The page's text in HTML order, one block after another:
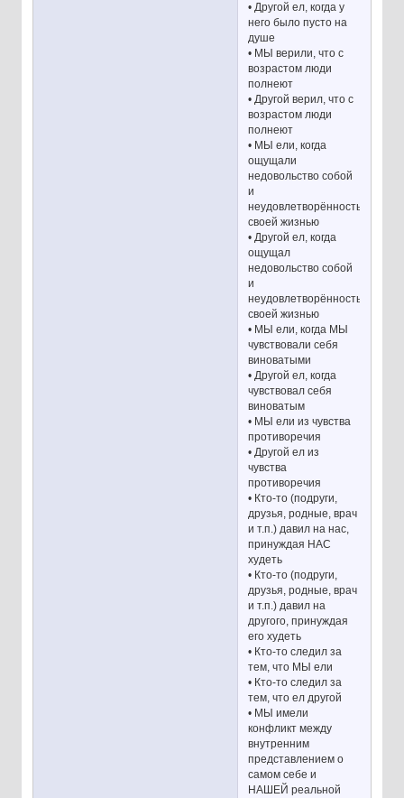
• Другой ел, когда у
него было пусто на
душе
• МЫ верили, что с
возрастом люди
полнеют
• Другой верил, что с
возрастом люди
полнеют
• МЫ ели, когда
ощущали
недовольство собой
и
неудовлетворённость
своей жизнью
• Другой ел, когда
ощущал
недовольство собой
и
неудовлетворённость
своей жизнью
• МЫ ели, когда МЫ
чувствовали себя
виноватыми
• Другой ел, когда
чувствовал себя
виноватым
• МЫ ели из чувства
противоречия
• Другой ел из
чувства
противоречия
• Кто-то (подруги,
друзья, родные, врач
и т.п.) давил на нас,
принуждая НАС
худеть
• Кто-то (подруги,
друзья, родные, врач
и т.п.) давил на
другого, принуждая
его худеть
• Кто-то следил за
тем, что МЫ ели
• Кто-то следил за
тем, что ел другой
• МЫ имели
конфликт между
внутренним
представлением о
самом себе и
НАШЕЙ реальной